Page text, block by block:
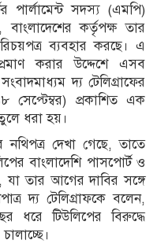
পার্লামেন্ট সদস্য (এমপি)
কর্তৃপক্ষ তার
ব্যবহার করছে। এ
করার উদ্দেশে এসব
দ্য টেলিগ্রাফের
সেপ্টেম্বর) প্রকাশিত এক
ধরা হয়।
নথিপত্র দেখা গেছে, তাতে
বাংলাদেশি পাসপোর্ট ও
তার আগের দাবির সঙ্গে
দ্য টেলিগ্রাফকে বলেন,
ধরে টিউলিপের বিরুদ্ধে